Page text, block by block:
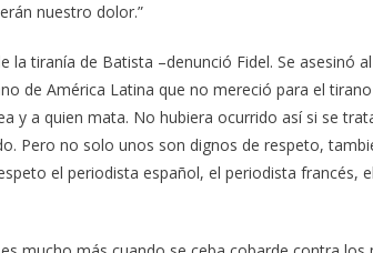
nuestro dolor.”
la tiranía de Batista –denunció Fidel. Se asesinó
de América Latina que no mereció para el
y a quien mata. No hubiera ocurrido así si se
Pero no solo unos son dignos de respeto,
el periodista español, el periodista francés,